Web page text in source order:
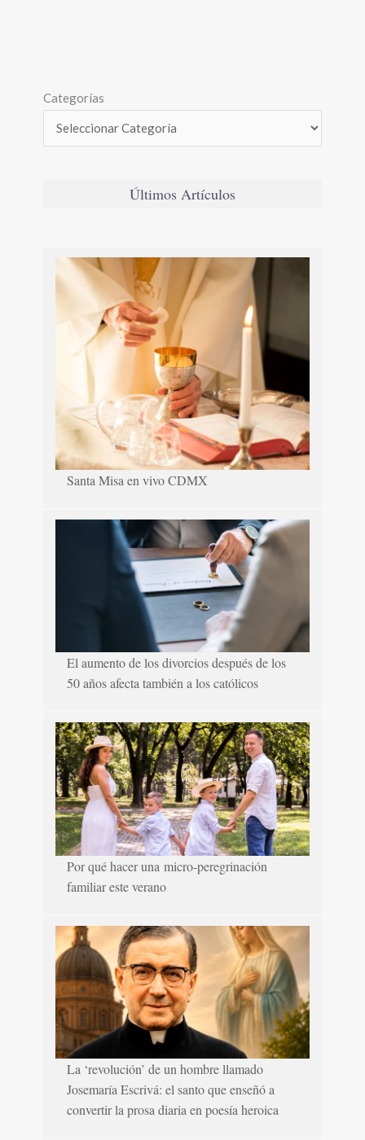
Categorías
Últimos Artículos
Santa Misa en vivo CDMX
El aumento de los divorcios después de los
50 años afecta también a los católicos
Por qué hacer una micro-peregrinación
familiar este verano
La ‘revolución’ de un hombre llamado
Josemaría Escrivá: el santo que enseñó a
convertir la prosa diaria en poesía heroica